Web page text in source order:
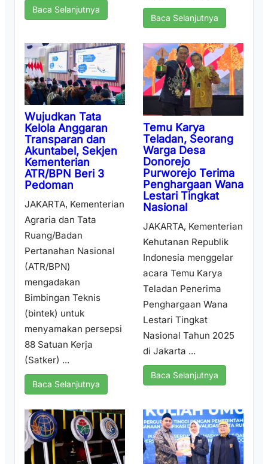
Baca Selanjutnya
Baca Selanjutnya
Wujudkan Tata
Kelola Anggaran
Transparan dan
Akuntabel, Sekjen
Kementerian
ATR/BPN Beri 3
Pedoman
JAKARTA, Kementerian
Agraria dan Tata
Ruang/Badan
Pertanahan Nasional
(ATR/BPN)
mengadakan
Bimbingan Teknis
(bintek) untuk
menyamakan persepsi
88 Satuan Kerja
(Satker) ...
Baca Selanjutnya
Temu Karya
Teladan, Seorang
Warga Desa
Donorejo
Purworejo Terima
Penghargaan Wana
Lestari Tingkat
Nasional
JAKARTA, Kementerian
Kehutanan Republik
Indonesia menggelar
acara Temu Karya
Teladan Penerima
Penghargaan Wana
Lestari Tingkat
Nasional Tahun 2025
di Jakarta ...
Baca Selanjutnya